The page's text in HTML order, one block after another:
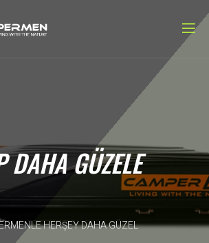
DAHA GÜZELE
HERŞEY DAHA GÜZEL